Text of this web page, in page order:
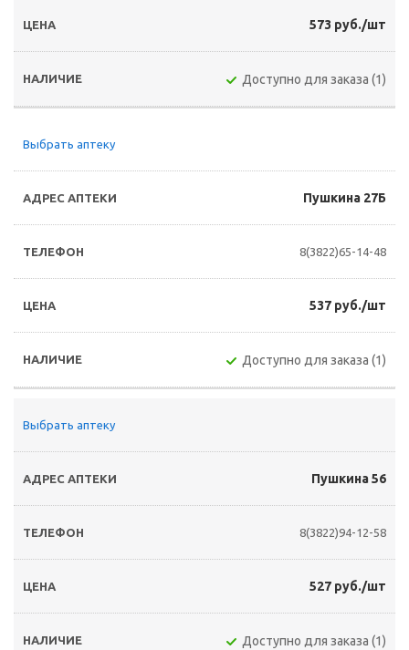
573 руб./шт
Доступно для заказа (1)
Выбрать аптеку
Пушкина 27Б
8(3822)65-14-48
537 руб./шт
Доступно для заказа (1)
Выбрать аптеку
Пушкина 56
8(3822)94-12-58
527 руб./шт
Доступно для заказа (1)